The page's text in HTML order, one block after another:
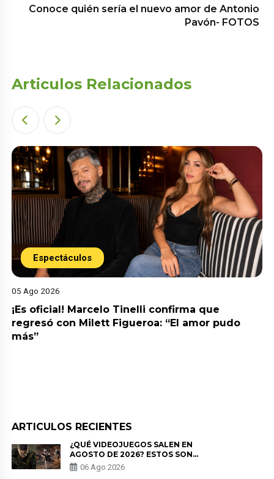
Conoce quién sería el nuevo amor de Antonio
Pavón- FOTOS
Articulos Relacionados
Espectáculos
05 Ago 2026
¡Es oficial! Marcelo Tinelli confirma que
regresó con Milett Figueroa: “El amor pudo
más”
ARTICULOS RECIENTES
¿QUÉ VIDEOJUEGOS SALEN EN
AGOSTO DE 2026? ESTOS SON
LOS ESTRENOS MÁS ESPERADOS
06 Ago 2026